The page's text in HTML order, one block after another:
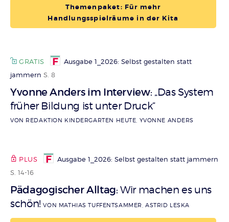
Themenpaket: Für mehr
Handlungsspielräume in der Kita
GRATIS
Ausgabe 1_2026: Selbst gestalten statt
jammern S. 8
Yvonne Anders im Interview: „Das System
früher Bildung ist unter Druck“
VON REDAKTION KINDERGARTEN HEUTE, YVONNE ANDERS
PLUS
Ausgabe 1_2026: Selbst gestalten statt jammern
S. 14-16
Pädagogischer Alltag:Wir machen es uns
schön! VON MATHIAS TUFFENTSAMMER, ASTRID LESKA